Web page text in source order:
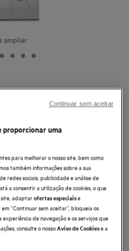
ampliar
de livre
Ficha de informação do produto
até 30%* o consumo de água e de
proporcionar uma
para melhorar o nosso site, bem como
também informações sobre a sua
redes sociais, publicidade e análise de
a consentir a utilização de cookies, o que
site, adaptarofertas especiaise
“Continuar sem aceitar”, bloqueia os
de navegação e os serviços que
consulte o nossoAviso de Cookiese a
Continuar sem aceitar